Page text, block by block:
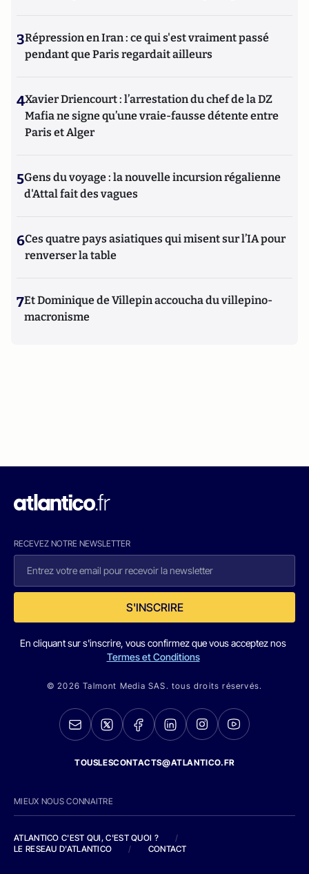
3Répression en Iran : ce qui s'est vraiment passé
pendant que Paris regardait ailleurs
4Xavier Driencourt : l’arrestation du chef de la DZ
Mafia ne signe qu’une vraie-fausse détente entre
Paris et Alger
5Gens du voyage : la nouvelle incursion régalienne
d'Attal fait des vagues
6Ces quatre pays asiatiques qui misent sur l’IA pour
renverser la table
7Et Dominique de Villepin accoucha du villepino-
macronisme
RECEVEZ NOTRE NEWSLETTER
S'INSCRIRE
En cliquant sur s'inscrire, vous confirmez que vous acceptez nos
Termes et Conditions
© 2026 Talmont Media SAS. tous droits réservés.
TOUSLESCONTACTS@ATLANTICO.FR
MIEUX NOUS CONNAITRE
ATLANTICO C'EST QUI, C'EST QUOI ?
/
LE RESEAU D'ATLANTICO
/ CONTACT